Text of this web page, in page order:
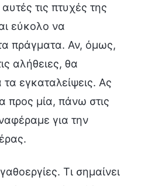
τις πτυχές της
εύκολο να
πράγματα. Αν, όμως,
αλήθειες, θα
εγκαταλείψεις. Ας
προς μία, πάνω στις
για την
Τι σημαίνει